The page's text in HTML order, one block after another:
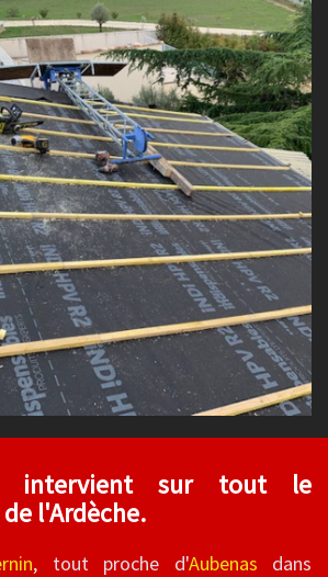
intervient sur tout le
l'Ardèche.
, tout proche d'Aubenas dans